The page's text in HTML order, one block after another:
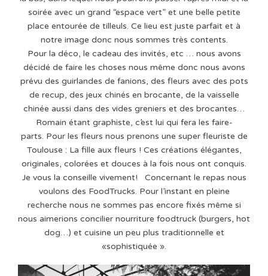
soirée avec un grand “espace vert” et une belle petite
place entourée de tilleuls. Ce lieu est juste parfait et à
notre image donc nous sommes très contents.
Pour la déco, le cadeau des invités, etc … nous avons
décidé de faire les choses nous même donc nous avons
prévu des guirlandes de fanions, des fleurs avec des pots
de recup, des jeux chinés en brocante, de la vaisselle
chinée aussi dans des vides greniers et des brocantes…
Romain étant graphiste, c’est lui qui fera les faire-
parts. Pour les fleurs nous prenons une super fleuriste de
Toulouse : La fille aux fleurs ! Ces créations élégantes,
originales, colorées et douces à la fois nous ont conquis.
Je vous la conseille vivement! Concernant le repas nous
voulons des FoodTrucks. Pour l’instant en pleine
recherche nous ne sommes pas encore fixés même si
nous aimerions concilier nourriture foodtruck (burgers, hot
dog…) et cuisine un peu plus traditionnelle et
«sophistiquée ».